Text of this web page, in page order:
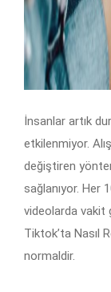
İnsanlar artık
etkilenmiyor.
değiştiren
sağlanıyor. Her
videolarda vakit
Tiktok’ta Nasıl
normaldir.